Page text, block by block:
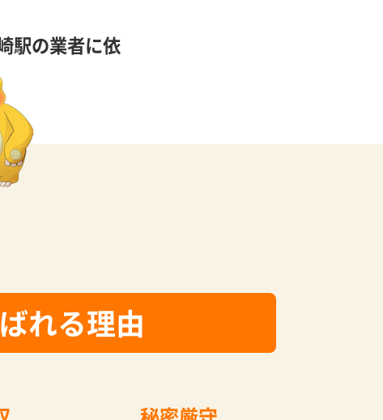
駅の業者に依
れる理由